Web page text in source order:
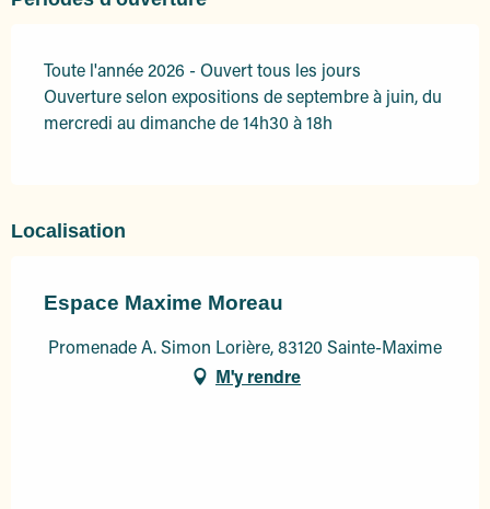
Toute l'année 2026 - Ouvert tous les jours
Ouverture selon expositions de septembre à juin, du
mercredi au dimanche de 14h30 à 18h
Localisation
Espace Maxime Moreau
Promenade A. Simon Lorière, 83120 Sainte-Maxime
M'y rendre